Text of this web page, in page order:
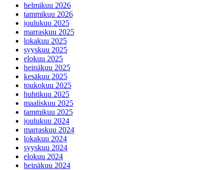
helmikuu 2026
tammikuu 2026
joulukuu 2025
marraskuu 2025
lokakuu 2025
syyskuu 2025
elokuu 2025
heinäkuu 2025
kesäkuu 2025
toukokuu 2025
huhtikuu 2025
maaliskuu 2025
tammikuu 2025
joulukuu 2024
marraskuu 2024
lokakuu 2024
syyskuu 2024
elokuu 2024
heinäkuu 2024